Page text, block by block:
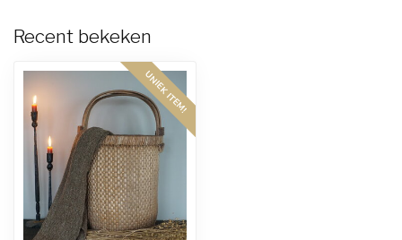
Recent bekeken
UNIEK ITEM!